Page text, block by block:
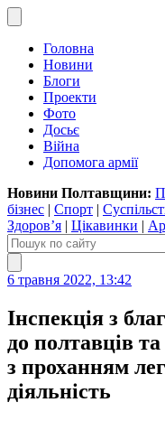
Головна
Новини
Блоги
Проекти
Фото
Досьє
Війна
Допомога армії
Новини Полтавщини:
бізнес | Спорт |
Здоров’я | Цікавинки |
6 травня 2022, 13:42
Інспекція з
до полтавців
з проханням
діяльність